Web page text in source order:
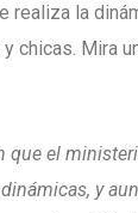
realiza la
chicas. Mira
que el
y